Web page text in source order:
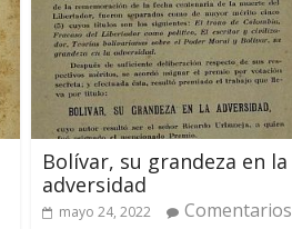
Bolívar, su grandeza en la
adversidad
mayo 24, 2022
Comentarios